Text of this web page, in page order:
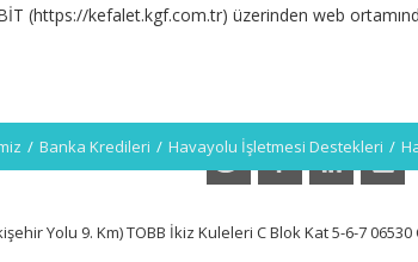
(https://kefalet.kgf.com.tr) üzerinden web
/ Banka Kredileri / Havayolu İşletmesi Destekleri /
Yolu 9. Km) TOBB İkiz Kuleleri C Blok Kat 5-6-7